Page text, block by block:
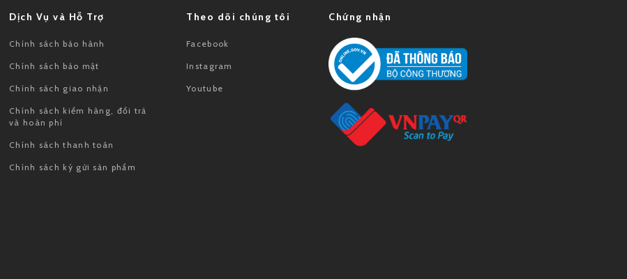
Dịch Vụ và Hỗ Trợ
Chính sách bảo hành
Chính sách bảo mật
Chính sách giao nhận
Chính sách kiểm hàng, đổi trả
và hoàn phí
Chính sách thanh toán
Chính sách ký gửi sản phẩm
Theo dõi chúng tôi
Facebook
Instagram
Youtube
Chứng nhận